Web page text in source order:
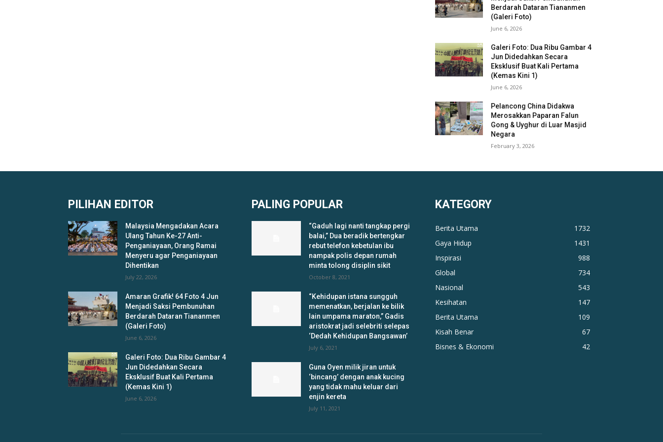
Berdarah Dataran Tiananmen
(Galeri Foto)
June 6, 2026
Galeri Foto: Dua Ribu Gambar 4
Jun Didedahkan Secara
Eksklusif Buat Kali Pertama
(Kemas Kini 1)
June 6, 2026
Pelancong China Didakwa
Merosakkan Paparan Falun
Gong & Uyghur di Luar Masjid
Negara
February 3, 2026
PILIHAN EDITOR
Malaysia Mengadakan Acara
Ulang Tahun Ke-27 Anti-
Penganiayaan, Orang Ramai
Menyeru agar Penganiayaan
Dihentikan
July 22, 2026
Amaran Grafik! 64 Foto 4 Jun
Menjadi Saksi Pembunuhan
Berdarah Dataran Tiananmen
(Galeri Foto)
June 6, 2026
Galeri Foto: Dua Ribu Gambar 4
Jun Didedahkan Secara
Eksklusif Buat Kali Pertama
(Kemas Kini 1)
June 6, 2026
PALING POPULAR
“Gaduh lagi nanti tangkap pergi
balai,” Dua beradik bertengkar
rebut telefon kebetulan ibu
nampak polis depan rumah
minta tolong disiplin sikit
October 8, 2021
“Kehidupan istana sungguh
memenatkan, berjalan ke bilik
lain umpama maraton,” Gadis
aristokrat jadi selebriti selepas
‘Dedah Kehidupan Bangsawan’
July 6, 2021
Guna Oyen milik jiran untuk
‘bincang’ dengan anak kucing
yang tidak mahu keluar dari
enjin kereta
July 11, 2021
KATEGORY
Berita Utama
1732
Gaya Hidup
1431
Inspirasi
988
Global
734
Nasional
543
Kesihatan
147
Berita Utama
109
Kisah Benar
67
Bisnes & Ekonomi
42